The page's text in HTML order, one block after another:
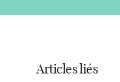
Articles liés